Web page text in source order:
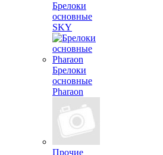
Брелоки
основные
SKY
Брелоки
основные
Pharaon
Прочие